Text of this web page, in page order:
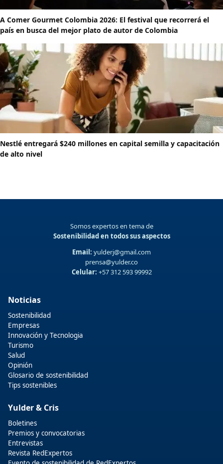
A Comer Gourmet Colombia 2026: El festival que recorrerá el
país en busca del mejor plato de autor de Colombia
Nestlé entregará $240 millones en capital semilla y capacitación
de alto nivel
Somos expertos en tema de
Sostenibilidad en todos sus aspectos
Email: yulderj@gmail.com
prensa@yulder.co
Celular: +57 312 593 99992
Noticias
Sostenibilidad
Empresas
Innovación y Tecnologia
Turismo
Salud
Opinión
Glosario de sostenibilidad
Tips sostenibles
Yulder & Cris
Boletines
Premios y convocatorias
Entrevistas
Revista RedExpertos